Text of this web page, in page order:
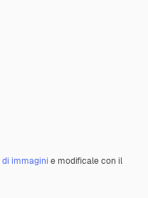
immagini e modificale con il